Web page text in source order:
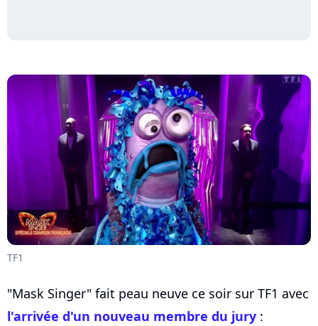
TF1
"Mask Singer" fait peau neuve ce soir sur TF1 avec
l'arrivée d'un nouveau membre du jury :